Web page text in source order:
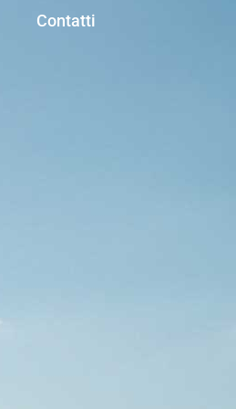
Contatti